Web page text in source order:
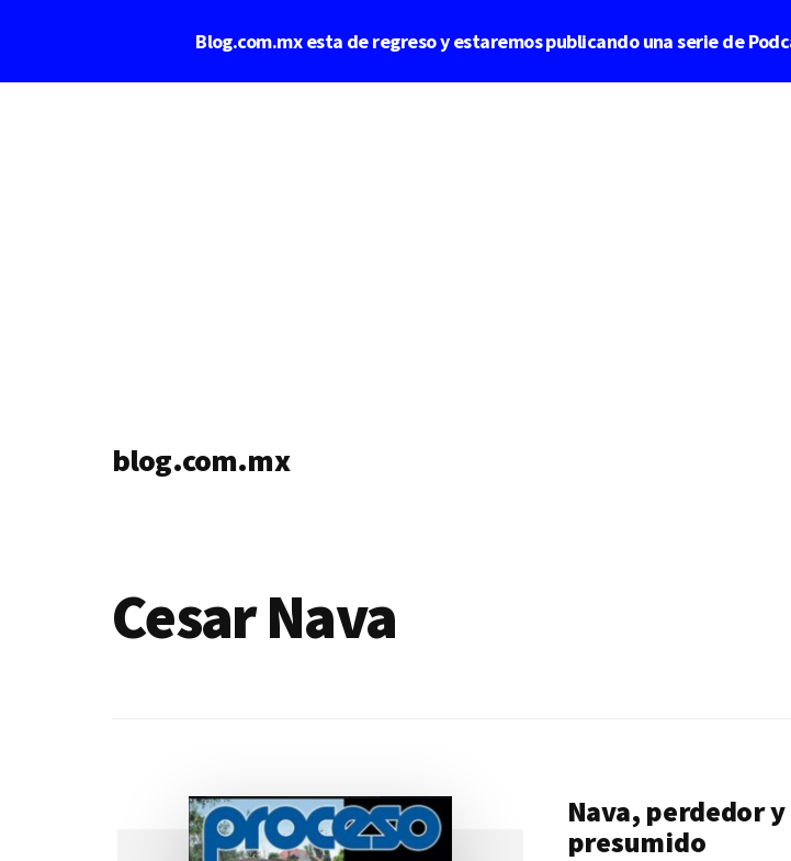
Blog.com.mx esta de regreso y estaremos publicando una serie de
blog.com.mx
Cesar Nava
Nava, perdedor y
presumido